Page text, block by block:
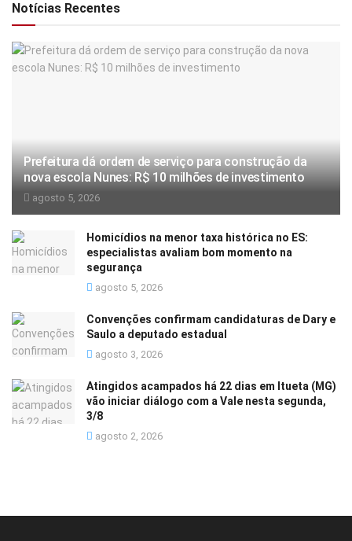
Notícias Recentes
Prefeitura dá ordem de serviço para construção da
nova escola Nunes: R$ 10 milhões de investimento
agosto 5, 2026
Homicídios na menor taxa histórica no ES:
especialistas avaliam bom momento na
segurança
agosto 5, 2026
Convenções confirmam candidaturas de Dary e
Saulo a deputado estadual
agosto 3, 2026
Atingidos acampados há 22 dias em Itueta (MG)
vão iniciar diálogo com a Vale nesta segunda,
3/8
agosto 2, 2026